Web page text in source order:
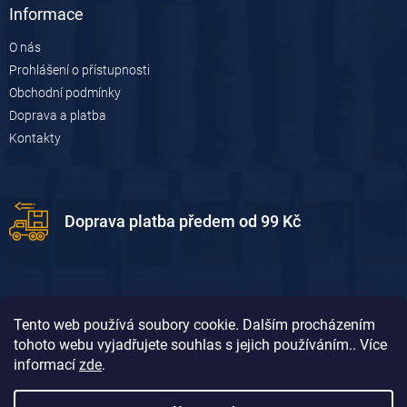
Tento web používá soubory cookie. Dalším procházením
tohoto webu vyjadřujete souhlas s jejich používáním.. Více
informací zde.
Informace
O nás
Prohlášení o přístupnosti
Obchodní podmínky
Doprava a platba
Kontakty
Doprava platba předem od 99 Kč
Doprava platba dobírkou od 119 Kč